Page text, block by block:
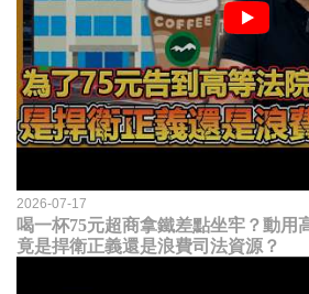
2026-07-17
喝一杯75元超商拿鐵差點坐牢？動用
竟是捍衛正義還是浪費司法資源？